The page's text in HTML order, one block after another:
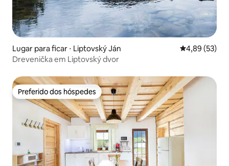
Lugar para ficar ⋅ Liptovský Ján 4,89 de uma
4,89 (53)
Drevenička em Liptovský dvor
Preferido dos hóspedes
Preferido dos hóspedes